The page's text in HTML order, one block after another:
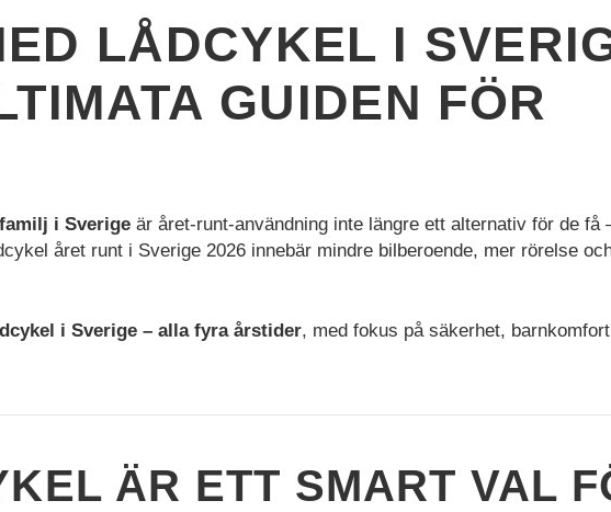
LÅDCYKEL I
GUIDEN FÖR
i Sverige är året-runt-användning inte längre ett alternativ för de få
året runt i Sverige 2026 innebär mindre bilberoende, mer rörelse
i Sverige – alla fyra årstider, med fokus på säkerhet,
ÄR ETT SMART VAL